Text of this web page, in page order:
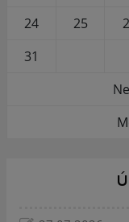
24
25
31